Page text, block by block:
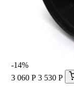
-14%
3 060 Р 3 530 Р